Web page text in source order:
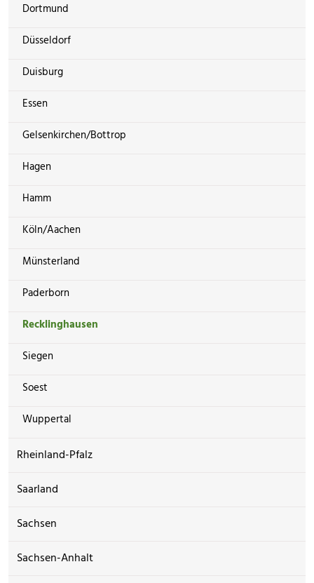
Dortmund
Düsseldorf
Duisburg
Essen
Gelsenkirchen/Bottrop
Hagen
Hamm
Köln/Aachen
Münsterland
Paderborn
Recklinghausen
Siegen
Soest
Wuppertal
Rheinland-Pfalz
Saarland
Sachsen
Sachsen-Anhalt